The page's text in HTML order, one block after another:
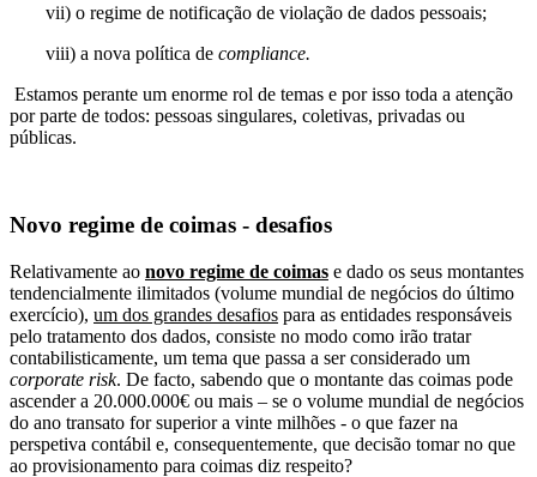
vii) o regime de notificação de violação de dados pessoais;
viii) a nova política de compliance.
Estamos perante um enorme rol de temas e por isso toda a atenção
por parte de todos: pessoas singulares, coletivas, privadas ou
públicas.
Novo regime de coimas - desafios
Relativamente ao novo regime de coimas e dado os seus montantes
tendencialmente ilimitados (volume mundial de negócios do último
exercício), um dos grandes desafios para as entidades responsáveis
pelo tratamento dos dados, consiste no modo como irão tratar
contabilisticamente, um tema que passa a ser considerado um
corporate risk. De facto, sabendo que o montante das coimas pode
ascender a 20.000.000€ ou mais – se o volume mundial de negócios
do ano transato for superior a vinte milhões - o que fazer na
perspetiva contábil e, consequentemente, que decisão tomar no que
ao provisionamento para coimas diz respeito?